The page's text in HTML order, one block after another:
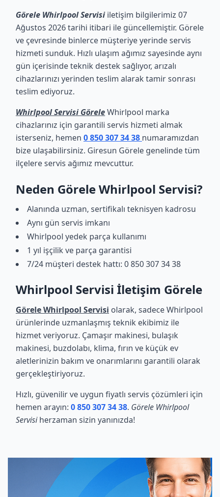
Görele Whirlpool Servisi iletişim bilgilerimiz 07
Ağustos 2026 tarihi itibari ile güncellemiştir. Görele
ve çevresinde binlerce müşteriye yerinde servis
hizmeti sunduk. Hızlı ulaşım ağımız sayesinde aynı
gün içerisinde teknik destek sağlıyor, arızalı
cihazlarınızı yerinden teslim alarak tamir sonrası
teslim ediyoruz.
Whirlpool Servisi GöreleWhirlpool marka
cihazlarınız için garantili servis hizmeti almak
isterseniz, hemen 0 850 307 34 38 numaramızdan
bize ulaşabilirsiniz. Giresun Görele genelinde tüm
ilçelere servis ağımız mevcuttur.
Neden Görele Whirlpool Servisi?
Alanında uzman, sertifikalı teknisyen kadrosu
Aynı gün servis imkanı
Whirlpool yedek parça kullanımı
1 yıl işçilik ve parça garantisi
7/24 müşteri destek hattı: 0 850 307 34 38
Whirlpool Servisi İletişim Görele
Görele Whirlpool Servisi olarak, sadece Whirlpool
ürünlerinde uzmanlaşmış teknik ekibimiz ile
hizmet veriyoruz. Çamaşır makinesi, bulaşık
makinesi, buzdolabı, klima, fırın ve küçük ev
aletlerinizin bakım ve onarımlarını garantili olarak
gerçekleştiriyoruz.
Hızlı, güvenilir ve uygun fiyatlı servis çözümleri için
hemen arayın: 0 850 307 34 38. Görele Whirlpool
Servisiherzaman sizin yanınızda!